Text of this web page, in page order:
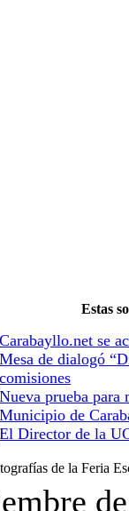
Estas
Carabayllo.net se
Mesa de dialogó
comisiones
Nueva prueba para
Municipio de
El Director de la
de la Feria